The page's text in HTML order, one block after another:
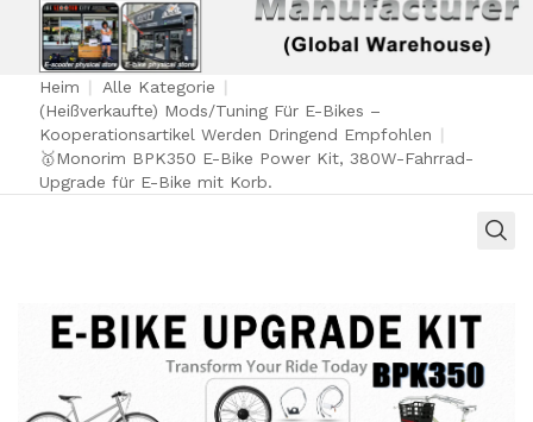
Heim Alle Kategorie
(Heißverkaufte) Mods/Tuning Für E-Bikes –
Kooperationsartikel Werden Dringend Empfohlen
🥇Monorim BPK350 E-Bike Power Kit, 380W-Fahrrad-
Upgrade für E-Bike mit Korb.